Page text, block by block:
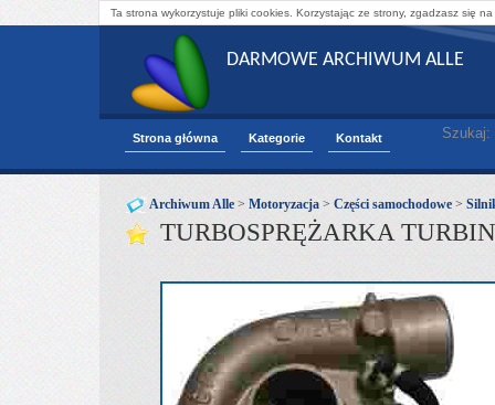
Ta strona wykorzystuje pliki cookies. Korzystając ze strony, zgadzasz się
DARMOWE ARCHIWUM ALLE
Strona główna Kategorie Kontakt Szukaj:
Archiwum Alle > Motoryzacja > Części samochodowe >
TURBOSPRĘŻARKA